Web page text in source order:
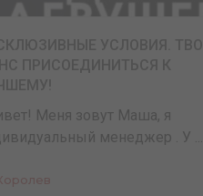
Меня зовут Маша, я
менеджер . У ...